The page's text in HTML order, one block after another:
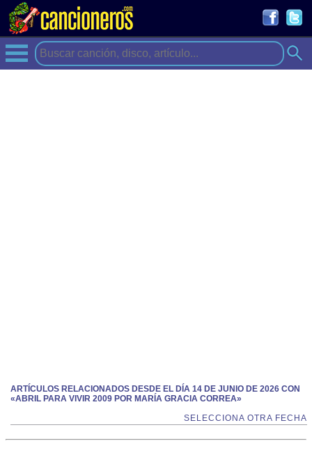
ARTÍCULOS RELACIONADOS DESDE EL DÍA 14 DE JUNIO DE 2026 CON
«ABRIL PARA VIVIR 2009 POR MARÍA GRACIA CORREA»
SELECCIONA OTRA FECHA